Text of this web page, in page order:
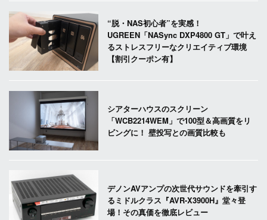
“脱・NAS初心者”を実感！
UGREEN「NASync DXP4800 GT」で叶え
るストレスフリーなクリエイティブ環境
【割引クーポン有】
シアターハウスのスクリーン
「WCB2214WEM」で100型＆高画質をリ
ビングに！ 壁投写との画質比較も
デノンAVアンプの次世代サウンドを牽引す
るミドルクラス『AVR-X3900H』堂々登
場！その真価を徹底レビュー